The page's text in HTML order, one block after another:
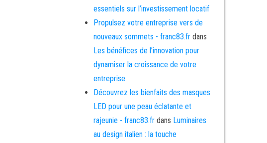
essentiels sur l’investissement locatif
Propulsez votre entreprise vers de
nouveaux sommets - franc83.frdans
Les bénéfices de l’innovation pour
dynamiser la croissance de votre
entreprise
Découvrez les bienfaits des masques
LED pour une peau éclatante et
rajeunie - franc83.frdans Luminaires
au design italien : la touche